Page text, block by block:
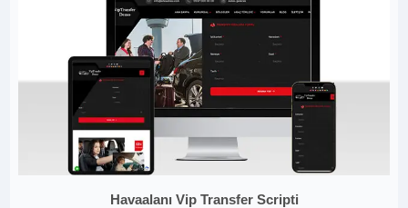
Havaalanı Vip Transfer Scripti